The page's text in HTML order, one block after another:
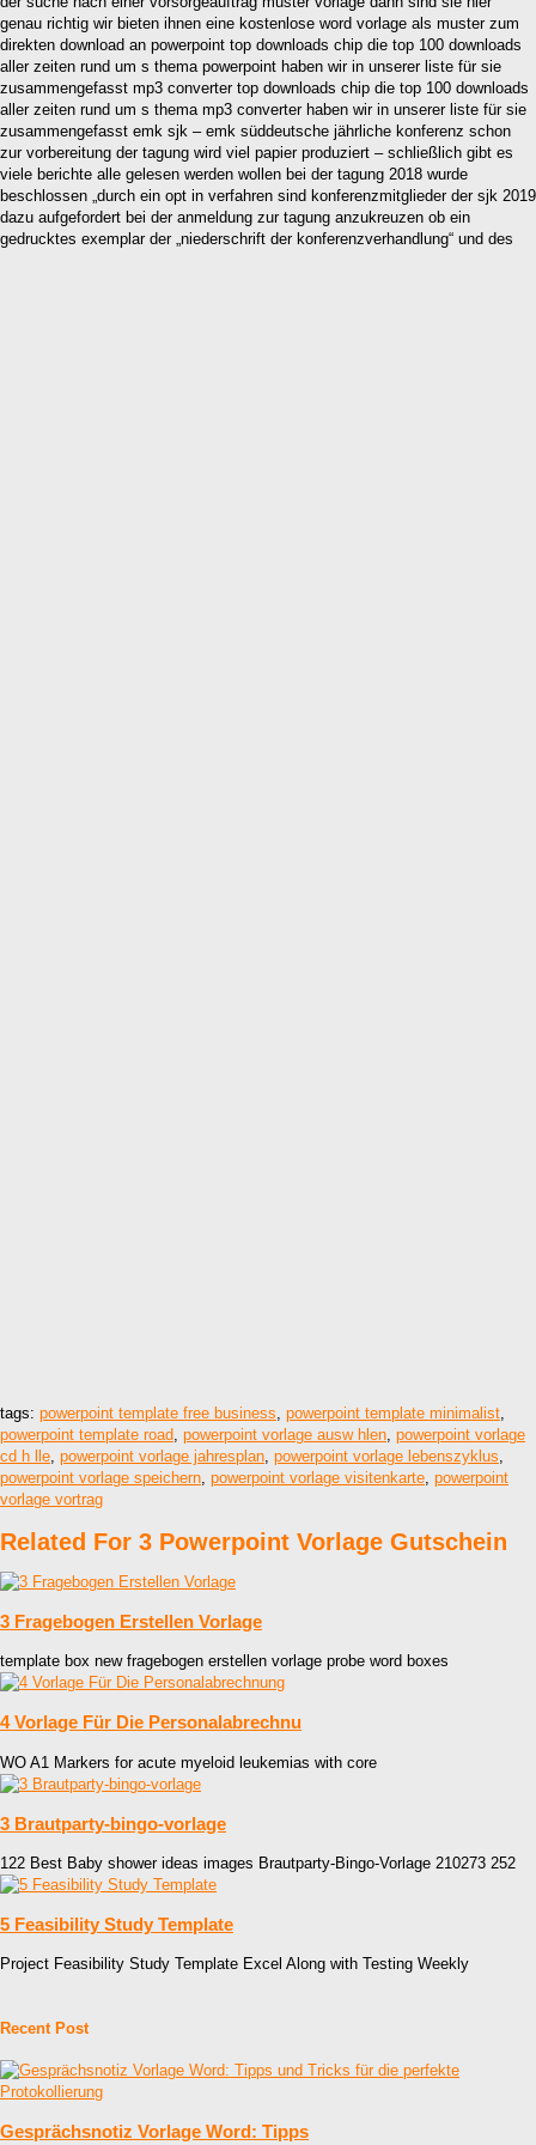
genau richtig wir bieten ihnen eine kostenlose word vorlage als muster zum
direkten download an powerpoint top downloads chip die top 100 downloads
aller zeiten rund um s thema powerpoint haben wir in unserer liste für sie
zusammengefasst mp3 converter top downloads chip die top 100 downloads
aller zeiten rund um s thema mp3 converter haben wir in unserer liste für sie
zusammengefasst emk sjk – emk süddeutsche jährliche konferenz schon
zur vorbereitung der tagung wird viel papier produziert – schließlich gibt es
viele berichte alle gelesen werden wollen bei der tagung 2018 wurde
beschlossen „durch ein opt in verfahren sind konferenzmitglieder der sjk 2019
dazu aufgefordert bei der anmeldung zur tagung anzukreuzen ob ein
gedrucktes exemplar der „niederschrift der konferenzverhandlung“ und des
tags: powerpoint template free business, powerpoint template minimalist,
powerpoint template road, powerpoint vorlage ausw hlen, powerpoint vorlage
cd h lle, powerpoint vorlage jahresplan, powerpoint vorlage lebenszyklus,
powerpoint vorlage speichern, powerpoint vorlage visitenkarte, powerpoint
vorlage vortrag
Related For 3 Powerpoint Vorlage Gutschein
3 Fragebogen Erstellen Vorlage
template box new fragebogen erstellen vorlage probe word boxes
4 Vorlage Für Die Personalabrechnu
WO A1 Markers for acute myeloid leukemias with core
3 Brautparty-bingo-vorlage
122 Best Baby shower ideas images Brautparty-Bingo-Vorlage 210273 252
5 Feasibility Study Template
Project Feasibility Study Template Excel Along with Testing Weekly
Recent Post
Gesprächsnotiz Vorlage Word: Tipps